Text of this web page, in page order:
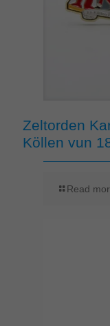
Zeltorden
Köllen vun
Read